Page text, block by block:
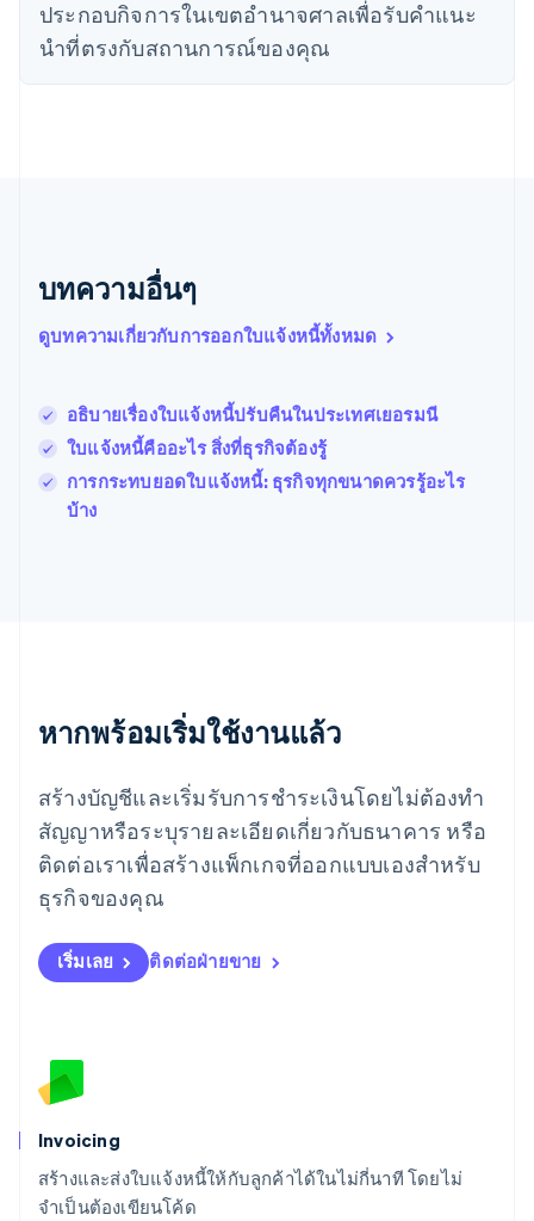
ประกอบกิจการในเขตอํานาจศาลเพื่อรับคําแนะ
นําที่ตรงกับสถานการณ์ของคุณ
บทความอื่นๆ
ดูบทความเกี่ยวกับการออกใบแจ้งหนี้ทั้งหมด
อธิบายเรื่องใบแจ้งหนี้ปรับคืนในประเทศเยอรมนี
ใบแจ้งหนี้คืออะไร สิ่งที่ธุรกิจต้องรู้
การกระทบยอดใบแจ้งหนี้: ธุรกิจทุกขนาดควรรู้อะไร
บ้าง
หากพร้อมเริ่มใช้งานแล้ว
สร้างบัญชีและเริ่มรับการชำระเงินโดยไม่ต้องทำ
สัญญาหรือระบุรายละเอียดเกี่ยวกับธนาคาร หรือ
ติดต่อเราเพื่อสร้างแพ็กเกจที่ออกแบบเองสำหรับ
ธุรกิจของคุณ
เริ่มเลย ติดต่อฝ่ายขาย
Invoicing
สร้างและส่งใบแจ้งหนี้ให้กับลูกค้าได้ในไม่กี่นาที โดยไม่
จำเป็นต้องเขียนโค้ด
นิวซีแลนด์
English
เนเธอร์แลนด์
NederlandsEnglish
PortuguêsEnglish
English
ฟินแลนด์
มอลตา
English
มาเลเซีย
English
ลักเซมเบิร์ก
ลัตเวีย
English
ลิกเตนสไตน์
DeutschEnglish
ลิทัวเนีย
สเปน
EspañolEnglish
สโลวาเกีย
English
สวิตเซอร์แลนด์
สวีเดน
Svenska
สหรัฐอเมริกา
EnglishEspañol简体中文